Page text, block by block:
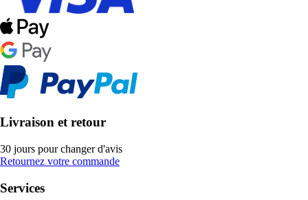
Livraison et retour
30 jours pour changer d'avis
Retournez votre commande
Services